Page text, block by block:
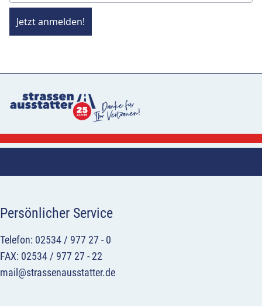
Jetzt anmelden!
Persönlicher Service
Telefon: 02534 / 977 27 - 0
FAX: 02534 / 977 27 - 22
mail@strassenausstatter.de